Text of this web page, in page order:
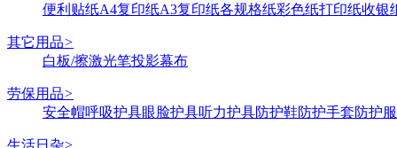
便利贴纸A4复印纸A3复印纸各规格纸彩色纸打印纸收银
其它用品>
白板/擦激光笔投影幕布
劳保用品>
安全帽呼吸护具眼脸护具听力护具防护鞋防护手套防护服
生活日杂>